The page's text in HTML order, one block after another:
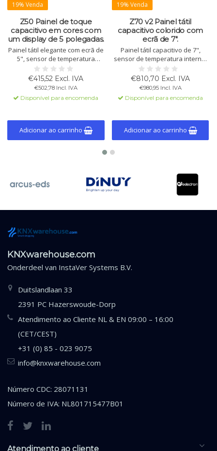
19% Venda
Z50 Painel de toque
capacitivo em cores com
um display de 5 polegadas.
Painel tátil elegante com ecrã de
5", sensor de temperatura
interno, sensor de proximidade
e 12 páginas personalizáveis.
Disponível em branco, preto e
prata.
€415,52 Excl. IVA
€502,78 Incl. IVA
Disponível para encomenda
Adicionar ao carrinho
19% Venda
Z70 v2 Painel tátil
capacitivo colorido com
ecrã de 7".
Painel tátil capacitivo de 7",
sensor de temperatura interno,
4 entradas e até 56 janelas de
controle. Opcional: controle
remoto via app ou navegador.
Ideal para Smart Home e hotéis.
€810,70 Excl. IVA
€980,95 Incl. IVA
Disponível para encomenda
Adicionar ao carrinho
KNXwarehouse.com
Onderdeel van InstaVer Systems B.V.
Duitslandlaan 33
2391 PC Hazerswoude-Dorp
Atendimento ao Cliente NL & EN 09:00 – 16:00
(CET/CEST)
+31 (0) 85 - 023 9075
info@knxwarehouse.com
Número CDC: 28071131
Número de IVA: NL801715477B01
Atendimento ao cliente